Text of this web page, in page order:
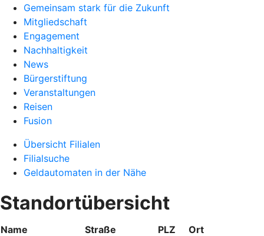
Gemeinsam stark für die Zukunft
Mitgliedschaft
Engagement
Nachhaltigkeit
News
Bürgerstiftung
Veranstaltungen
Reisen
Fusion
Übersicht Filialen
Filialsuche
Geldautomaten in der Nähe
Standortübersicht
Name Straße PLZ
Ort